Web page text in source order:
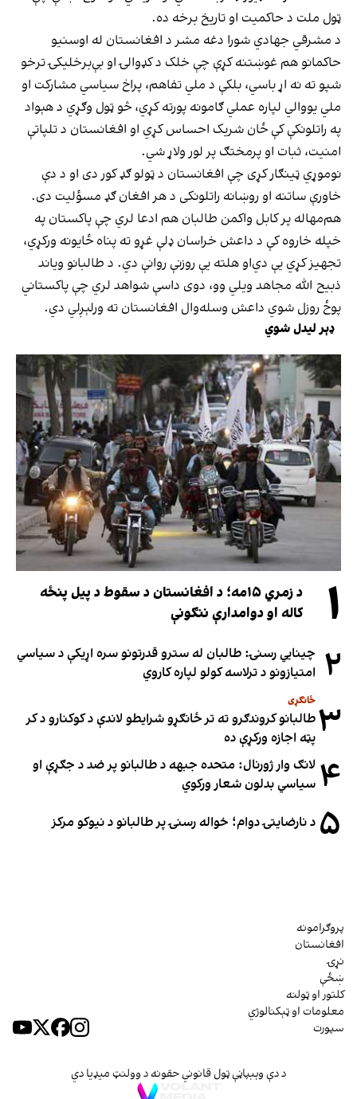
ټول ملت د حاکمیت او تاریخ برخه ده.
د مشرقي جهادي شورا دغه مشر د افغانستان له اوسنیو
حاکمانو هم غوښتنه کړې چې خلک د کډوالۍ او بې‌برخلیکۍ ترخو
شپو ته نه اړ باسي، بلکې د ملي تفاهم، پراخ سیاسي مشارکت او
ملي یووالي لپاره عملي ګامونه پورته کړي، څو ټول وګړي د هېواد
په راتلونکې کې ځان شریک احساس کړي او افغانستان د تلپاتې
امنیت، ثبات او پرمختګ پر لور ولاړ شي.
نوموړي ټینګار کړی چې افغانستان د ټولو ګډ کور دی او د دې
خاورې ساتنه او روښانه راتلونکی د هر افغان ګډ مسؤلیت دی.
هم‌مهاله پر کابل واکمن طالبان هم ادعا لري چې پاکستان په
خپله خاروه کې د داعش خراسان ډلې غړو ته پناه ځایونه ورکړي،‌
تجهیز کړي یې دي‌او هلته یې روزنې روانې دي. د طالبانو ویاند
ذبیح الله مجاهد ویلي وو، دوی داسې شواهد لري چې پاکستاني
پوځ روزل شوي داعش وسله‌وال افغانستان ته ورلېږلي دي.
ډېر لیدل شوي
۱
د زمري ۱۵مه؛ د افغانستان د سقوط د پیل پنځه
کاله او دوامدارې ننګونې
۲ چینایي رسنۍ: طالبان له سترو قدرتونو سره اړیکې د سیاسي
امتیازونو د ترلاسه کولو لپاره کاروي
۳ ځانګړی
طالبانو کروندګرو ته تر ځانګړو شرایطو لاندې د کوکنارو د کر
پټه اجازه ورکړې ده
۴ لانګ وار ژورنال: متحده جبهه د طالبانو پر ضد د جګړې او
سیاسي بدلون شعار ورکوي
۵ د نارضایتۍ دوام؛ خواله رسنۍ پر طالبانو د نیوکو مرکز
پروګرامونه
افغانستان
نړۍ
ښځې
کلتور او ټولنه
معلومات او ټېکنالوژي
سپورت
د دې وېبپاڼې ټول قانوني حقونه د وولنټ میډیا دي